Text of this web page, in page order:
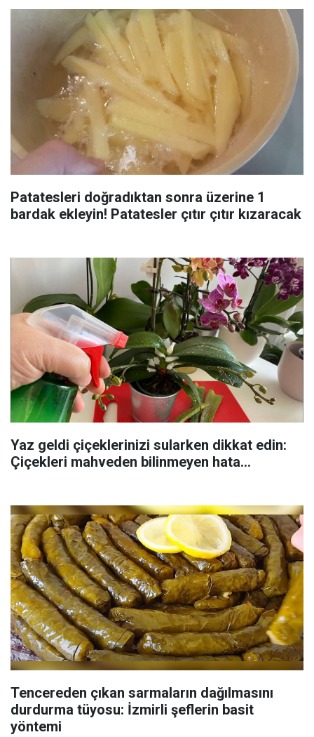
Patatesleri doğradıktan sonra üzerine 1
bardak ekleyin! Patatesler çıtır çıtır kızaracak
Yaz geldi çiçeklerinizi sularken dikkat edin:
Çiçekleri mahveden bilinmeyen hata...
Tencereden çıkan sarmaların dağılmasını
durdurma tüyosu: İzmirli şeflerin basit
yöntemi